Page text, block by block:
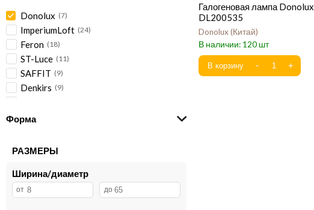
Donolux
7
ImperiumLoft 24
Feron 18
ST-Luce 11
SAFFIT 9
Denkirs 9
LOFT
Lightstar 3
Nowodvorski
Форма
РАЗМЕРЫ
Ширина/диаметр
Галогеновая лампа Donolux
DL200535
Donolux Китай
120